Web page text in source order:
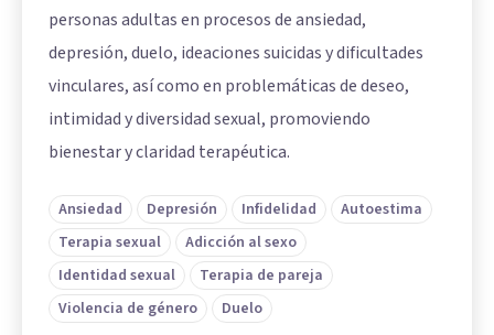
personas adultas en procesos de ansiedad,
depresión, duelo, ideaciones suicidas y dificultades
vinculares, así como en problemáticas de deseo,
intimidad y diversidad sexual, promoviendo
bienestar y claridad terapéutica.
Ansiedad Depresión Infidelidad
Autoestima
Terapia sexual
Adicción al sexo
Identidad sexual
Terapia de pareja
Violencia de género
Duelo